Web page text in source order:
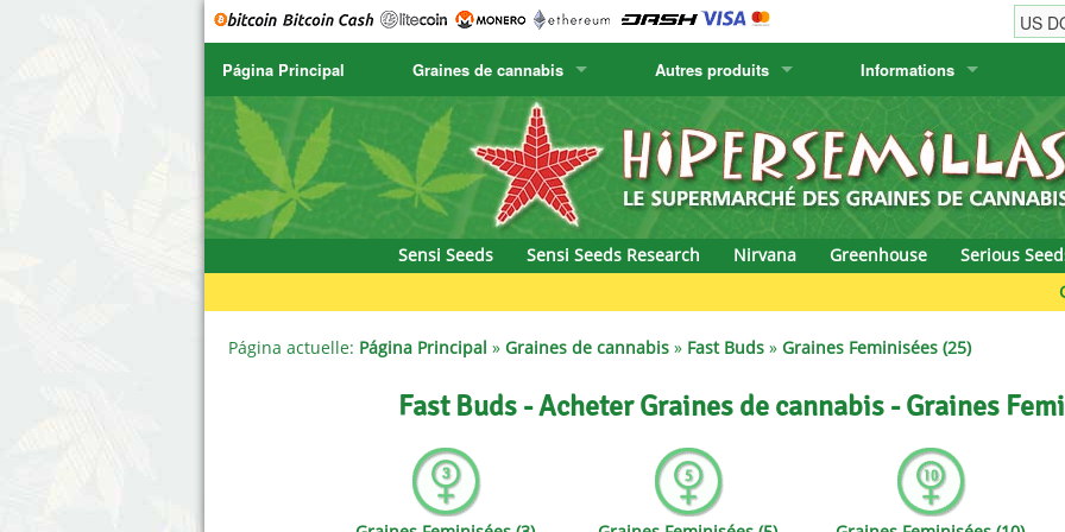
Página Principal Graines de cannabis
SENSI SEEDS
SENSI SEEDS RESEARCH
NIRVANA
SERIOUS SEEDS
CBD Crew
Chronic & Caviar
Delicious Seeds
Dr. Underground Seeds
Dutch Passion
Exotic Seeds
Humboldt Seed Company
Humboldt Seeds
Hyp3rids
Kannabia
K.C. Brains
La Semilla Automatica
Positronics
Prana Medical
Pyramid Seeds
Ripper Seeds
Royal Queen
Seedsman
Autres produits
Graines de cactus
Plantes Canaries
Informations
Informations de commande
Informations de livraison
Questions fréquentes
Sensi Seeds
Sensi Seeds Research Nirvana Greenhouse Serious
Green Bodhi
Página actuelle: Página Principal » Graines de cannabis » Fast Buds » Graines Feminisées (25)
Fast Buds - Acheter Graines de cannabis - Graines